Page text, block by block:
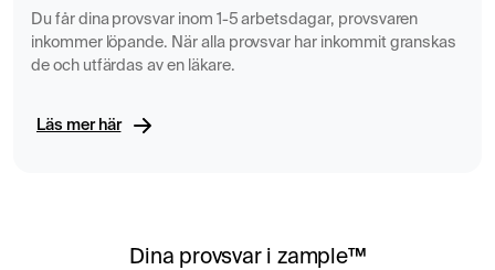
Du får dina provsvar inom 1-5 arbetsdagar, provsvaren
inkommer löpande. När alla provsvar har inkommit granskas
de och utfärdas av en läkare.
Läs mer här
Dina provsvar i zample™